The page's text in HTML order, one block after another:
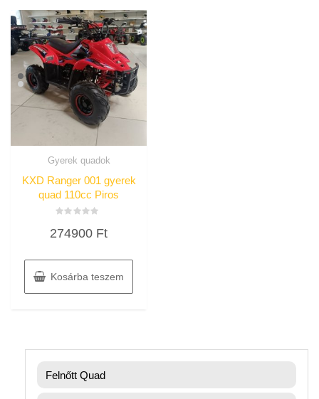
Gyerek quadok
KXD Ranger 001 gyerek
quad 110cc Piros
0
274900 Ft
Kosárba teszem
Felnőtt Quad